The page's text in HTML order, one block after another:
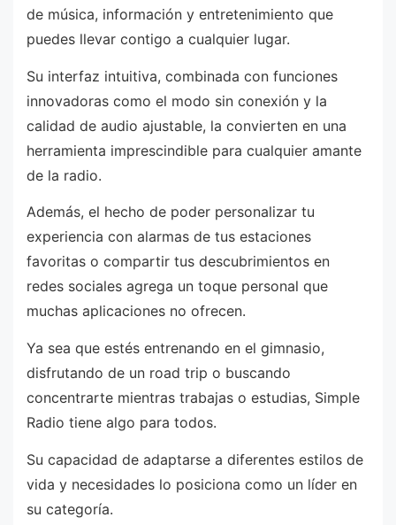
de música, información y entretenimiento que
puedes llevar contigo a cualquier lugar.
Su interfaz intuitiva, combinada con funciones
innovadoras como el modo sin conexión y la
calidad de audio ajustable, la convierten en una
herramienta imprescindible para cualquier amante
de la radio.
Además, el hecho de poder personalizar tu
experiencia con alarmas de tus estaciones
favoritas o compartir tus descubrimientos en
redes sociales agrega un toque personal que
muchas aplicaciones no ofrecen.
Ya sea que estés entrenando en el gimnasio,
disfrutando de un road trip o buscando
concentrarte mientras trabajas o estudias, Simple
Radio tiene algo para todos.
Su capacidad de adaptarse a diferentes estilos de
vida y necesidades lo posiciona como un líder en
su categoría.